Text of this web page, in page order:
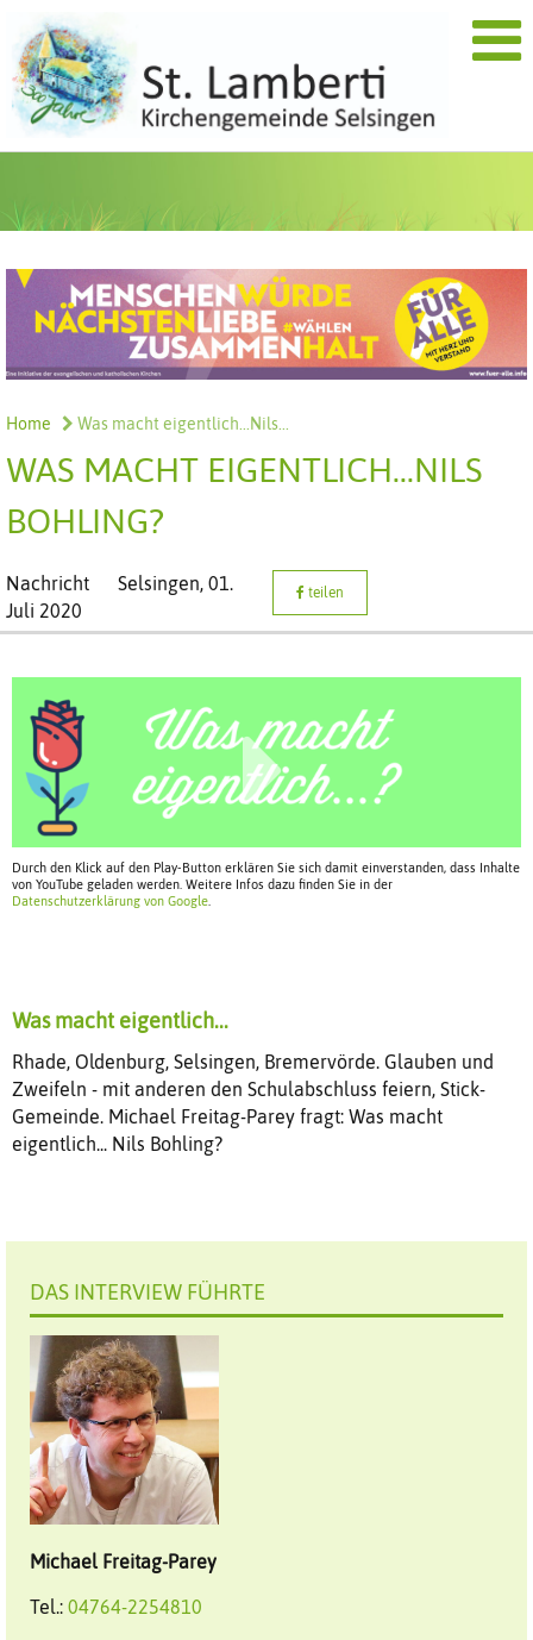
Home Was macht eigentlich...Nils...
WAS MACHT EIGENTLICH...NILS
BOHLING?
Nachricht Selsingen, 01.
Juli 2020
teilen
Durch den Klick auf den Play-Button erklären Sie sich damit einverstanden, dass Inhalte
von YouTube geladen werden. Weitere Infos dazu finden Sie in der
Datenschutzerklärung von Google
Was macht eigentlich...
Rhade, Oldenburg, Selsingen, Bremervörde. Glauben und
Zweifeln - mit anderen den Schulabschluss feiern, Stick-
Gemeinde. Michael Freitag-Parey fragt: Was macht
eigentlich... Nils Bohling?
DAS INTERVIEW FÜHRTE
Michael Freitag-Parey
Tel.: 04764-2254810